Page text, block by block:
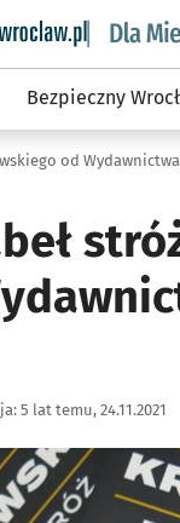
informacyjny
Bezpieczny
5 lat temu, 24.11.2021